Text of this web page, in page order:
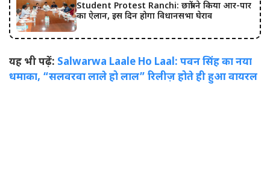
Student Protest Ranchi: छात्रों ने किया आर-पार
का ऐलान, इस दिन होगा विधानसभा घेराव
यह भी पढ़ें: Salwarwa Laale Ho Laal: पवन सिंह का नया
धमाका, “सलवरवा लाले हो लाल” रिलीज़ होते ही हुआ वायरल